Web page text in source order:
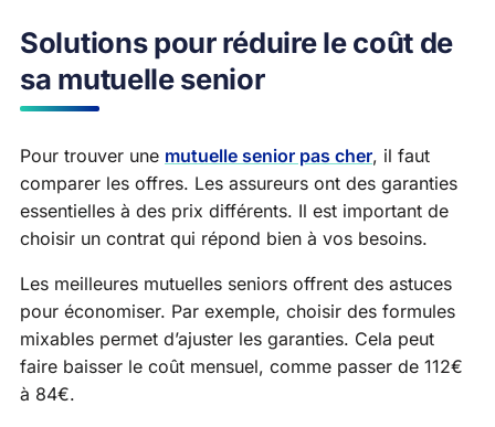
Solutions pour réduire le coût de
sa mutuelle senior
Pour trouver une mutuelle senior pas cher, il faut
comparer les offres. Les assureurs ont des garanties
essentielles à des prix différents. Il est important de
choisir un contrat qui répond bien à vos besoins.
Les meilleures mutuelles seniors offrent des astuces
pour économiser. Par exemple, choisir des formules
mixables permet d’ajuster les garanties. Cela peut
faire baisser le coût mensuel, comme passer de 112€
à 84€.